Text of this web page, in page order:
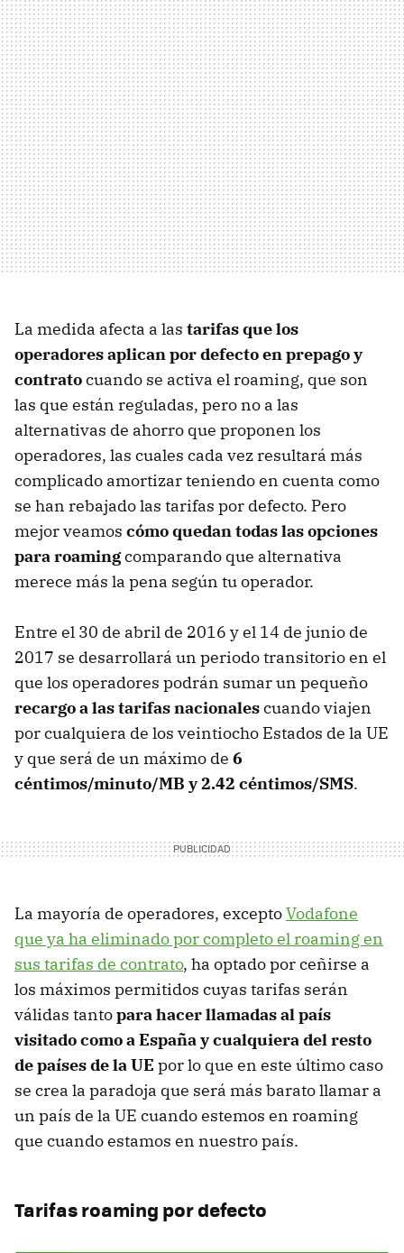
La medida afecta a las tarifas que los
operadores aplican por defecto en prepago y
contratocuando se activa el roaming, que son
las que están reguladas, pero no a las
alternativas de ahorro que proponen los
operadores, las cuales cada vez resultará más
complicado amortizar teniendo en cuenta como
se han rebajado las tarifas por defecto. Pero
mejor veamos cómo quedan todas las opciones
para roamingcomparando que alternativa
merece más la pena según tu operador.
Entre el 30 de abril de 2016 y el 14 de junio de
2017 se desarrollará un periodo transitorio en el
que los operadores podrán sumar un pequeño
recargo a las tarifas nacionalescuando viajen
por cualquiera de los veintiocho Estados de la UE
y que será de un máximo de 6
céntimos/minuto/MB y 2.42 céntimos/SMS.
La mayoría de operadores, exceptoVodafone
que ya ha eliminado por completo el roaming en
sus tarifas de contrato, ha optado por ceñirse a
los máximos permitidos cuyas tarifas serán
válidas tantopara hacer llamadas al país
visitado como a España y cualquiera del resto
de países de la UE por lo que en este último caso
se crea la paradoja que será más barato llamar a
un país de la UE cuando estemos en roaming
que cuando estamos en nuestro país.
Tarifas roaming por defecto